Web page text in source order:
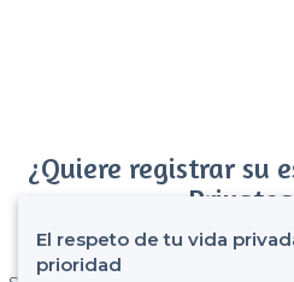
¿Quiere registrar su
Gane muchos clientes entre el
El respeto de tu vida
prioridad